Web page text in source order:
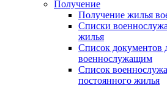
Получение
Получение жилья
Списки
жилья
Список документов
военнослужащим
Список
постоянного жилья